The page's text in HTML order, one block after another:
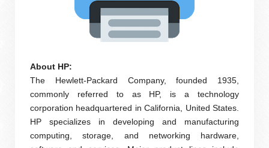
About HP:
The Hewlett-Packard Company, founded 1935,
commonly referred to as HP, is a technology
corporation headquartered in California, United States.
HP specializes in developing and manufacturing
computing, storage, and networking hardware,